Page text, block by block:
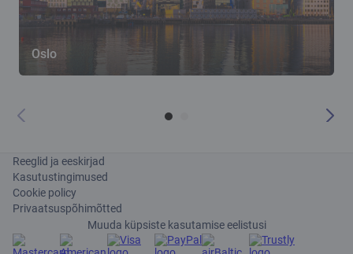
Oslo
Reeglid ja eeskirjad
Kasutustingimused
Cookie policy
Privaatsuspõhimõtted
Muuda küpsiste kasutamise eelistusi